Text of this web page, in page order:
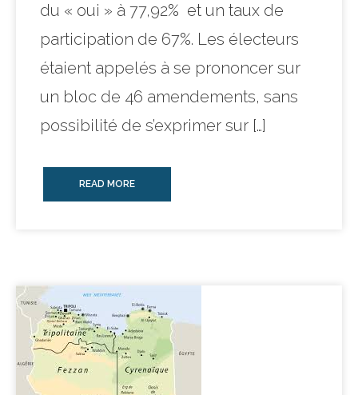
du « oui » à 77,92% et un taux de
participation de 67%. Les électeurs
étaient appelés à se prononcer sur
un bloc de 46 amendements, sans
possibilité de s’exprimer sur […]
READ MORE